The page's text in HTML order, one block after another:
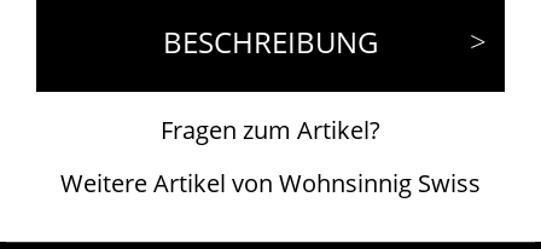
BESCHREIBUNG
Fragen zum Artikel?
Weitere Artikel von Wohnsinnig Swiss